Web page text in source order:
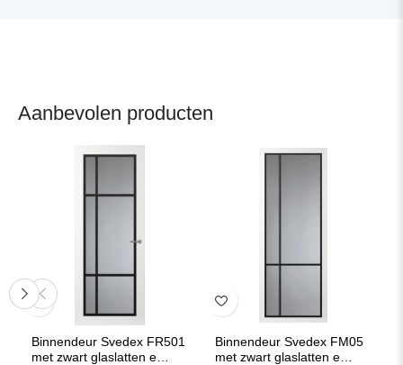
Aanbevolen producten
Binnendeur Svedex FR501
met zwart glaslatten en
Binnendeur Svedex FM05
met zwart glaslatten en